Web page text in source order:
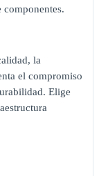
la
el compromiso
Elige